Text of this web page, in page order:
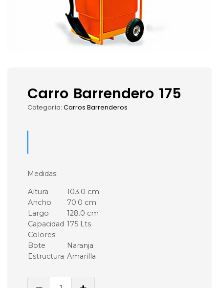
Carro Barrendero 175
Categoría: Carros Barrenderos
Medidas:
Altura
103.0 cm
Ancho
70.0 cm
Largo
128.0 cm
Capacidad 175 Lts
Colores:
Bote
Naranja
Estructura Amarilla